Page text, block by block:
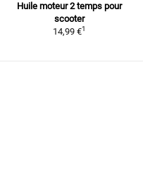
Huile moteur 2 temps pour
scooter
14,99 €1